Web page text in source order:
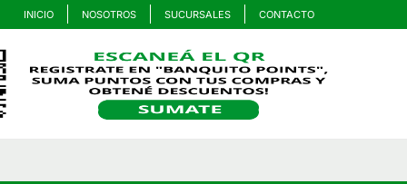
INICIO NOSOTROS SUCURSALES CONTACTO